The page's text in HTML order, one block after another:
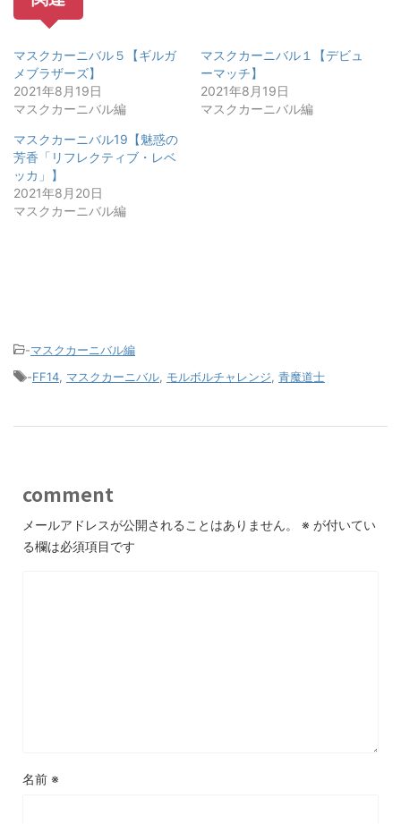
マスクカーニバル５【ギルガ
メブラザーズ】
2021年8月19日
マスクカーニバル編
マスクカーニバル１【デビュ
ーマッチ】
2021年8月19日
マスクカーニバル編
マスクカーニバル19【魅惑の
芳香「リフレクティブ・レベ
ッカ」】
2021年8月20日
マスクカーニバル編
-マスクカーニバル編
-FF14, マスクカーニバル, モルボルチャレンジ, 青魔道士
comment
メールアドレスが公開されることはありません。 ※ が付いてい
る欄は必須項目です
名前 ※